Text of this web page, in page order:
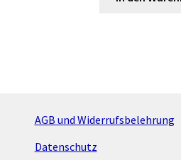
AGB und Widerrufsbelehrung
Datenschutz